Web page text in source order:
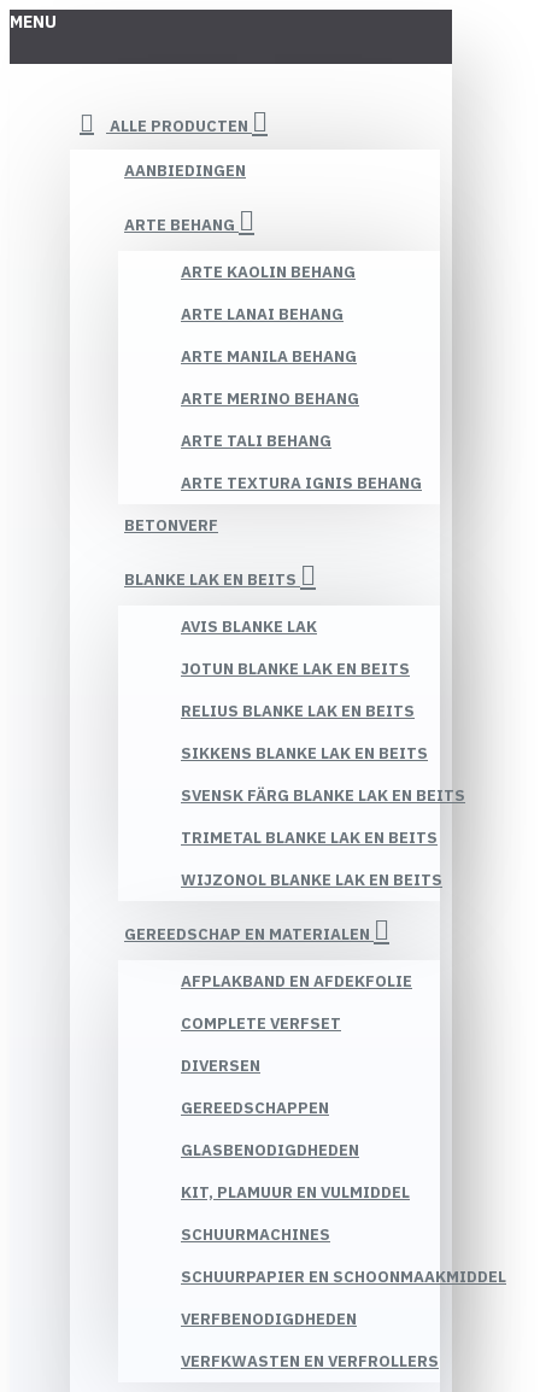
MENU
ALLE PRODUCTEN
AANBIEDINGEN
ARTE BEHANG
ARTE KAOLIN BEHANG
ARTE LANAI BEHANG
ARTE MANILA BEHANG
ARTE MERINO BEHANG
ARTE TALI BEHANG
ARTE TEXTURA IGNIS BEHANG
BETONVERF
BLANKE LAK EN BEITS
AVIS BLANKE LAK
JOTUN BLANKE LAK EN BEITS
RELIUS BLANKE LAK EN BEITS
SIKKENS BLANKE LAK EN BEITS
SVENSK FÄRG BLANKE LAK EN BEITS
TRIMETAL BLANKE LAK EN BEITS
WIJZONOL BLANKE LAK EN BEITS
GEREEDSCHAP EN MATERIALEN
AFPLAKBAND EN AFDEKFOLIE
COMPLETE VERFSET
DIVERSEN
GEREEDSCHAPPEN
GLASBENODIGDHEDEN
KIT, PLAMUUR EN VULMIDDEL
SCHUURMACHINES
SCHUURPAPIER EN SCHOONMAAKMIDDEL
VERFBENODIGDHEDEN
VERFKWASTEN EN VERFROLLERS